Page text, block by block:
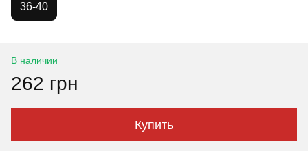
36-40
В наличии
262 грн
Купить